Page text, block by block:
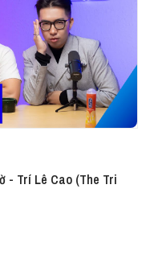
- Trí Lê Cao (The Tri